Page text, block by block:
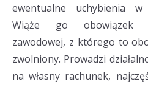
ewentualne uchybienia w
Wiąże go obowiązek
zawodowej, z którego to
zwolniony. Prowadzi
na własny rachunek,